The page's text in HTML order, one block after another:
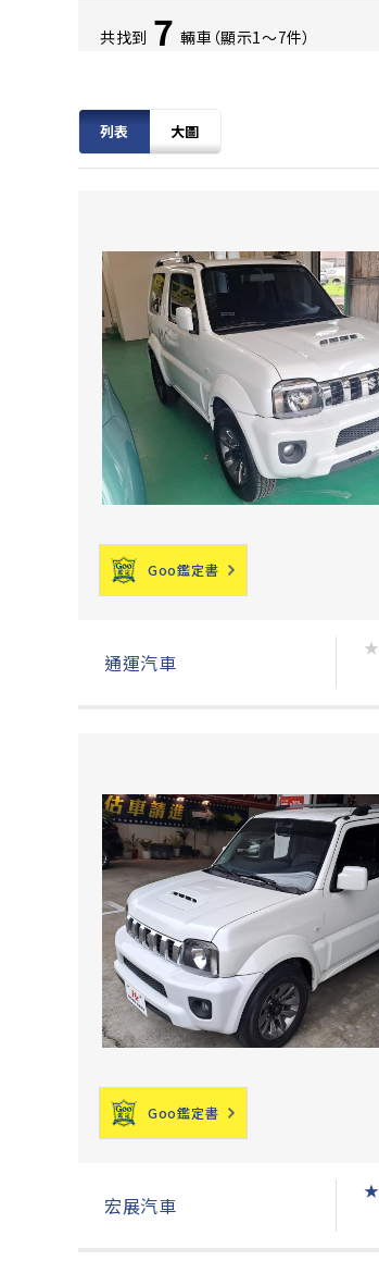
共找到 7 輛車（顯示1〜7件）
列表 大圖
Goo鑑定書
通運汽車
★
Goo鑑定書
宏展汽車
★